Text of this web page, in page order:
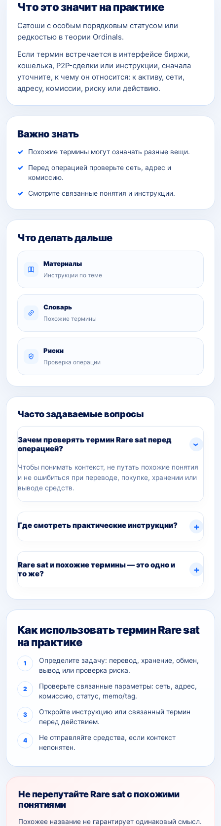
Что это значит на практике
Сатоши с особым порядковым статусом или
редкостью в теории Ordinals.
Если термин встречается в интерфейсе биржи,
кошелька, P2P-сделки или инструкции, сначала
уточните, к чему он относится: к активу, сети,
адресу, комиссии, риску или действию.
Важно знать
Похожие термины могут означать разные вещи.
Перед операцией проверьте сеть, адрес и
комиссию.
Смотрите связанные понятия и инструкции.
Что делать дальше
Материалы
Инструкции по теме
Словарь
Похожие термины
Риски
Проверка операции
Часто задаваемые вопросы
Зачем проверять термин Rare sat перед
операцией?
Чтобы понимать контекст, не путать похожие понятия
и не ошибиться при переводе, покупке, хранении или
выводе средств.
Где смотреть практические инструкции?
Rare sat и похожие термины — это одно и
то же?
Как использовать термин Rare sat
на практике
Определите задачу: перевод, хранение, обмен,
вывод или проверка риска.
Проверьте связанные параметры: сеть, адрес,
комиссию, статус, memo/tag.
Откройте инструкцию или связанный термин
перед действием.
Не отправляйте средства, если контекст
непонятен.
Не перепутайте Rare sat с похожими
понятиями
Похожее название не гарантирует одинаковый смысл.